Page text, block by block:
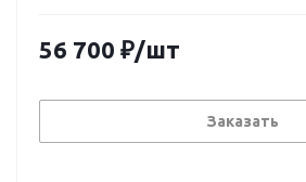
56 700 ₽/шт
Заказать